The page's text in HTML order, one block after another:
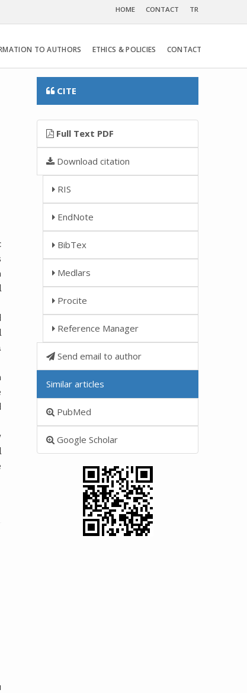
HOME CONTACT TR
TO AUTHORS ETHICS & POLICIES CONTACT
CITE
Full Text PDF
Download citation
RIS
EndNote
BibTex
Medlars
Procite
Reference Manager
Send email to author
Similar articles
PubMed
Google Scholar